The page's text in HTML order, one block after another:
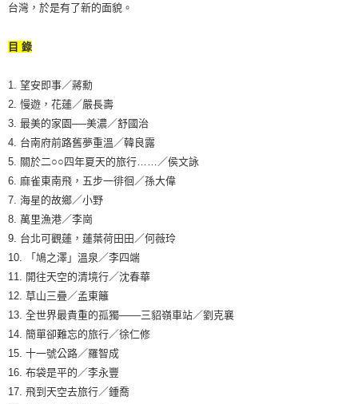
台灣，於是有了新的面貌。
目 錄
1. 望安即事／蔣勳
2. 慢遊，花蓮／嚴長壽
3. 最美的家園──美濃／舒國治
4. 台南府前路舊夢重溫／韓良露
5. 關於二○○四年夏天的旅行……／侯文詠
6. 麻雀東南飛，五步一徘徊／孫大偉
7. 海星的故鄉／小野
8. 萬里漁港／李崗
9. 台北可觀蓮，蓮葉荷田田／何薇玲
10. 「鳩之澤」溫泉／李四端
11. 開往天空的清境行／沈春華
12. 草山三疊／孟東籬
13. 全世界最貴重的孤獨───三貂嶺車站／劉克襄
14. 簡單卻難忘的旅行／徐仁修
15. 十一號公路／羅智成
16. 布袋是平的／李永豐
17. 飛到天空去旅行／鍾喬